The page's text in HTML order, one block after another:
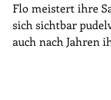
Flo meistert ihre
sich sichtbar
auch nach Jahren